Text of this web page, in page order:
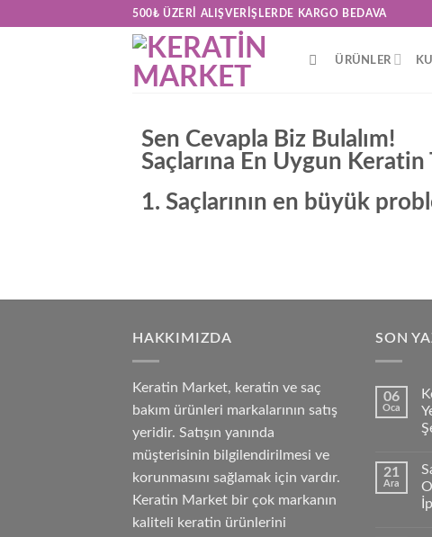
500₺ ÜZERI ALIŞVERIŞLERDE KARGO BEDAVA
ÜRÜNLER
Sen Cevapla Biz Bulalım!
Saçlarına En Uygun
1. Saçlarının en büyük
HAKKIMIZDA
Keratin Market, keratin ve saç
bakım ürünleri markalarının satış
yeridir. Satışın yanında
müşterisinin bilgilendirilmesi ve
korunmasını sağlamak için vardır.
Keratin Market bir çok markanın
kaliteli keratin ürünlerini
SON
06
Oca
21
Ara